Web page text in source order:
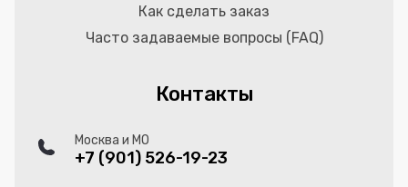
Как сделать заказ
Часто задаваемые вопросы (FAQ)
Контакты
Москва и МО
+7 (901) 526-19-23